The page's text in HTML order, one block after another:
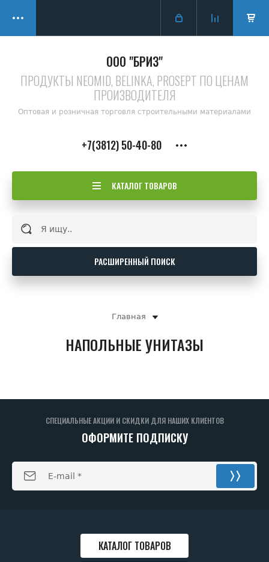
ООО "БРИЗ"
ПРОДУКТЫ NEOMID, BELINKA, PROSEPT ПО ЦЕНАМ
ПРОИЗВОДИТЕЛЯ
Оптовая и розничная торговля строительными материалами
+7(3812) 50-40-80
КАТАЛОГ ТОВАРОВ
РАСШИРЕННЫЙ ПОИСК
Главная
НАПОЛЬНЫЕ УНИТАЗЫ
СПЕЦИАЛЬНЫЕ АКЦИИ И СКИДКИ ДЛЯ НАШИХ КЛИЕНТОВ
ОФОРМИТЕ ПОДПИСКУ
КАТАЛОГ ТОВАРОВ